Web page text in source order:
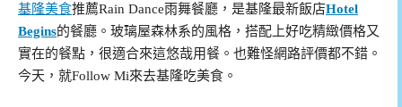
基隆美食推薦Rain Dance雨舞餐廳，是基隆最新飯店Hotel
Begins的餐廳。玻璃屋森林系的風格，搭配上好吃精緻價格又
實在的餐點，很適合來這悠哉用餐。也難怪網路評價都不錯。
今天，就Follow Mi來去基隆吃美食。